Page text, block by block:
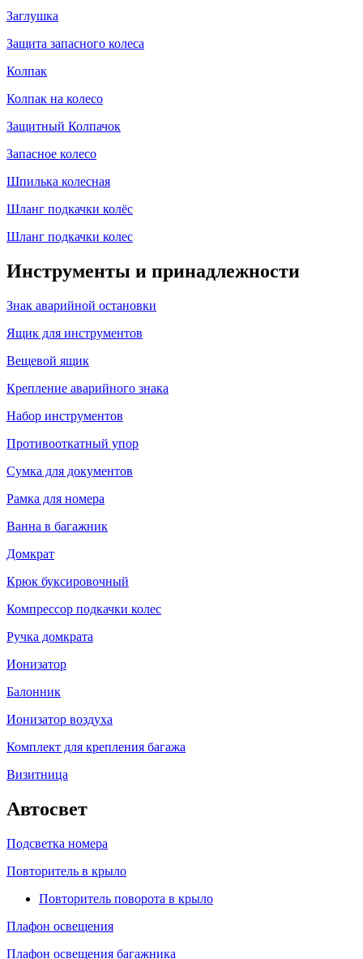
Заглушка
Защита запасного колеса
Колпак
Колпак на колесо
Защитный Колпачок
Запасное колесо
Шпилька колесная
Шланг подкачки колёс
Шланг подкачки колес
Инструменты и принадлежности
Знак аварийной остановки
Ящик для инструментов
Вещевой ящик
Крепление аварийного знака
Набор инструментов
Противооткатный упор
Сумка для документов
Рамка для номера
Ванна в багажник
Домкрат
Крюк буксировочный
Компрессор подкачки колес
Ручка домкрата
Ионизатор
Балонник
Ионизатор воздуха
Комплект для крепления багажа
Визитница
Автосвет
Подсветка номера
Повторитель в крыло
Повторитель поворота в крыло
Плафон освещения
Плафон освещения багажника